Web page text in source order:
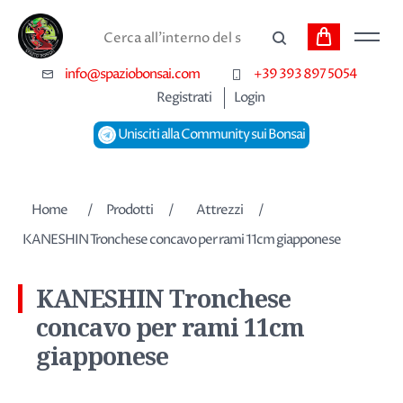
Cerca
info@spaziobonsai.com
+39 393 897 5054
Registrati
Login
Unisciti alla Community sui Bonsai
Carrello
Home / Prodotti / Attrezzi
/
KANESHIN Tronchese concavo per rami 11cm giapponese
KANESHIN Tronchese
concavo per rami 11cm
giapponese